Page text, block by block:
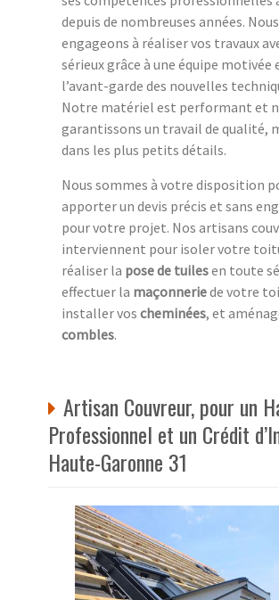
depuis de nombreuses années.
engageons à réaliser vos travaux
sérieux grâce à une équipe motivée
l’avant-garde des nouvelles
Notre matériel est performant et
garantissons un travail de qualité,
dans les plus petits détails.
Nous sommes à votre disposition
apporter un devis précis et sans
pour votre projet. Nos artisans
interviennent pour isoler votre
réaliser la pose de tuilesen toute
effectuer la maçonneriede votre
installer vos cheminées, et
combles.
Artisan Couvreur, pour un
Professionnel et un Crédit
Haute-Garonne 31